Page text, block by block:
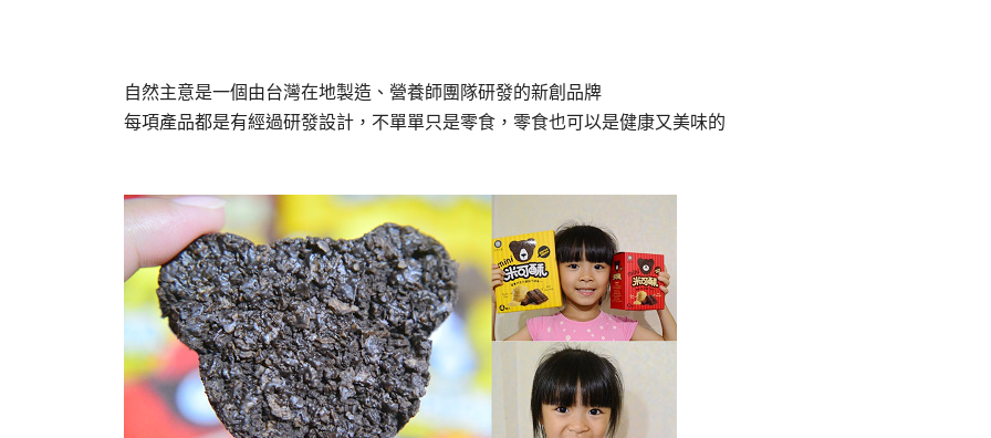
自然主意是一個由台灣在地製造、營養師團隊研發的新創品牌
每項產品都是有經過研發設計，不單單只是零食，零食也可以是健康又美味的